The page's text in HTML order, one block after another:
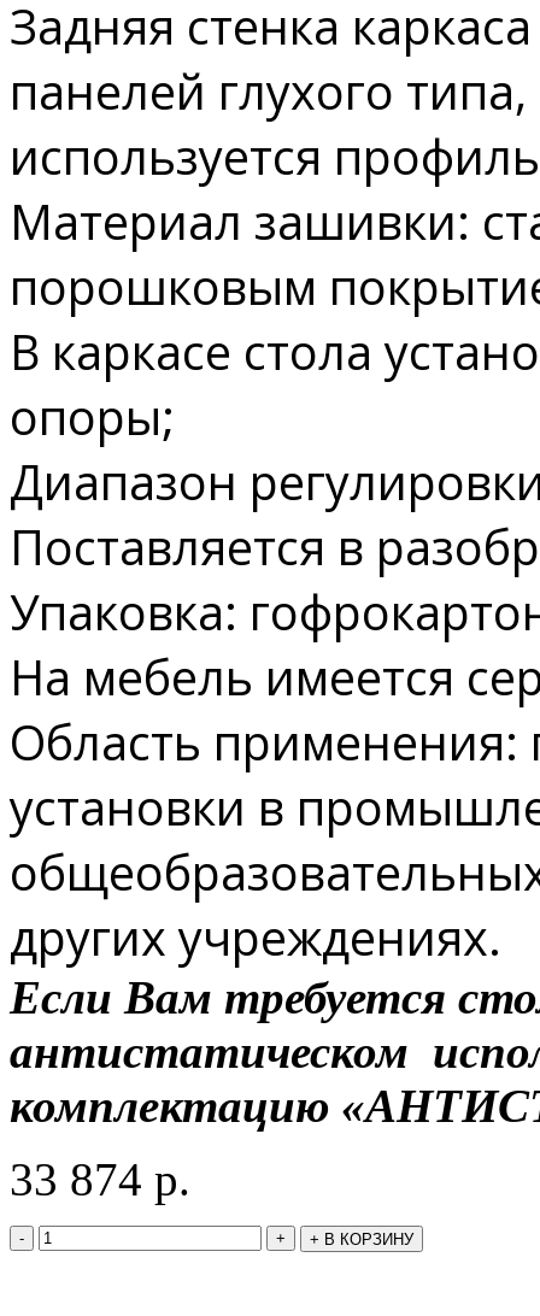
Задняя стенка
панелей глухого
используется
Материал зашивки:
порошковым
В каркасе стола
опоры;
Диапазон
Поставляется в
Упаковка:
На мебель имеется
Область применения:
установки в
других учреждениях.
Если Вам требуется
антистатическом
комплектацию
33 874 р.
- + + В КОРЗИНУ